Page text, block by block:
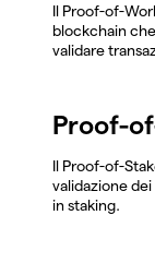
Il Proof-of-
blockchain
validare
Proof-
Il Proof-of-
validazione
in staking.